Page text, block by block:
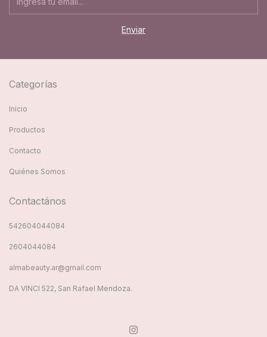
Categorías
Inicio
Productos
Contacto
Quiénes Somos
Contactános
542604044084
2604044084
almabeauty.ar@gmail.com
DA VINCI 522, San Rafael Mendoza.